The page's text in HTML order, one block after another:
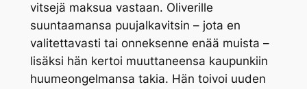
vitsejä maksua vastaan. Oliverille
suuntaamansa puujalkavitsin – jota en
valitettavasti tai onneksenne enää muista –
lisäksi hän kertoi muuttaneensa kaupunkiin
huumeongelmansa takia. Hän toivoi uuden